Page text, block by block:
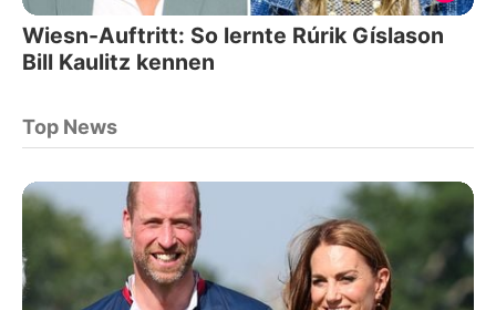
Wiesn-Auftritt: So lernte Rúrik Gíslason
Bill Kaulitz kennen
Top News